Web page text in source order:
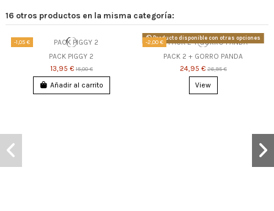
16 otros productos en la misma categoría:
-1,05 €
PACK PIGGY 2
13,95 €15,00 €
Añadir al carrito
-2,00 €
Producto disponible con otras opciones
PACK 2 + GORRO PANDA
24,95 € 26,95 €
View